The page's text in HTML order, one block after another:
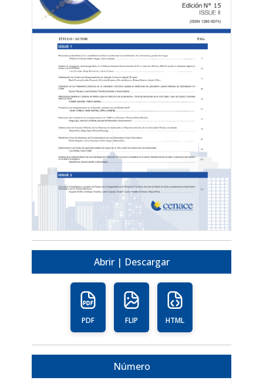
Abrir | Descargar
PDF FLIP HTML
Número